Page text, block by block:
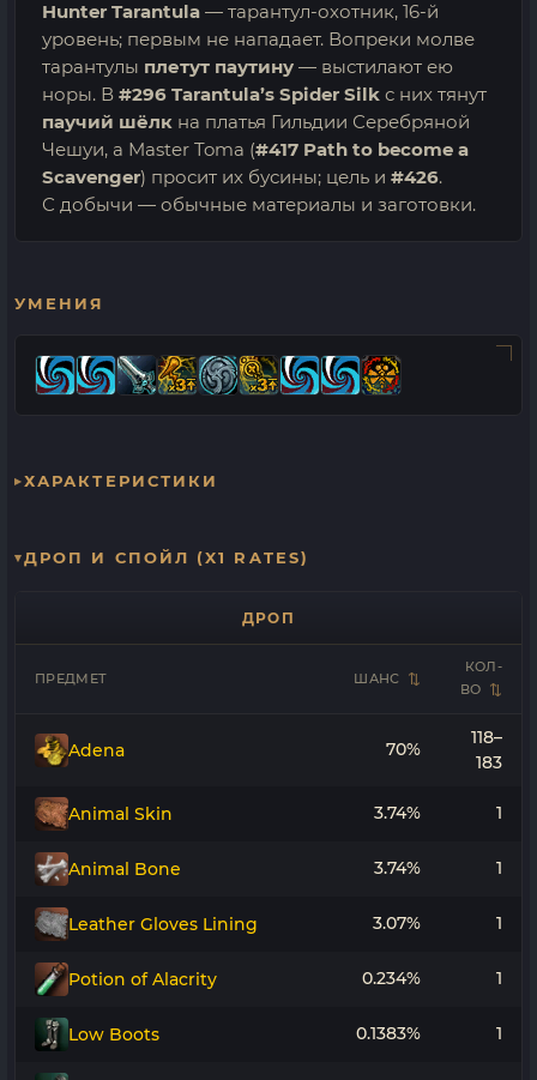
Hunter Tarantula — тарантул-охотник, 16-й
уровень; первым не нападает. Вопреки молве
тарантулы плетут паутину — выстилают ею
норы. В #296 Tarantula’s Spider Silk с них тянут
паучий шёлк на платья Гильдии Серебряной
Чешуи, а Master Toma (#417 Path to become a
Scavenger) просит их бусины; цель и #426.
С добычи — обычные материалы и заготовки.
УМЕНИЯ
ХАРАКТЕРИСТИКИ
ДРОП И СПОЙЛ (X1 RATES)
ДРОП
ПРЕДМЕТ ШАНС
КОЛ-
ВО
Adena 70%
118–
183
Animal Skin 3.74% 1
Animal Bone 3.74% 1
Leather Gloves Lining 3.07% 1
Potion of Alacrity 0.234% 1
Low Boots 0.1383% 1